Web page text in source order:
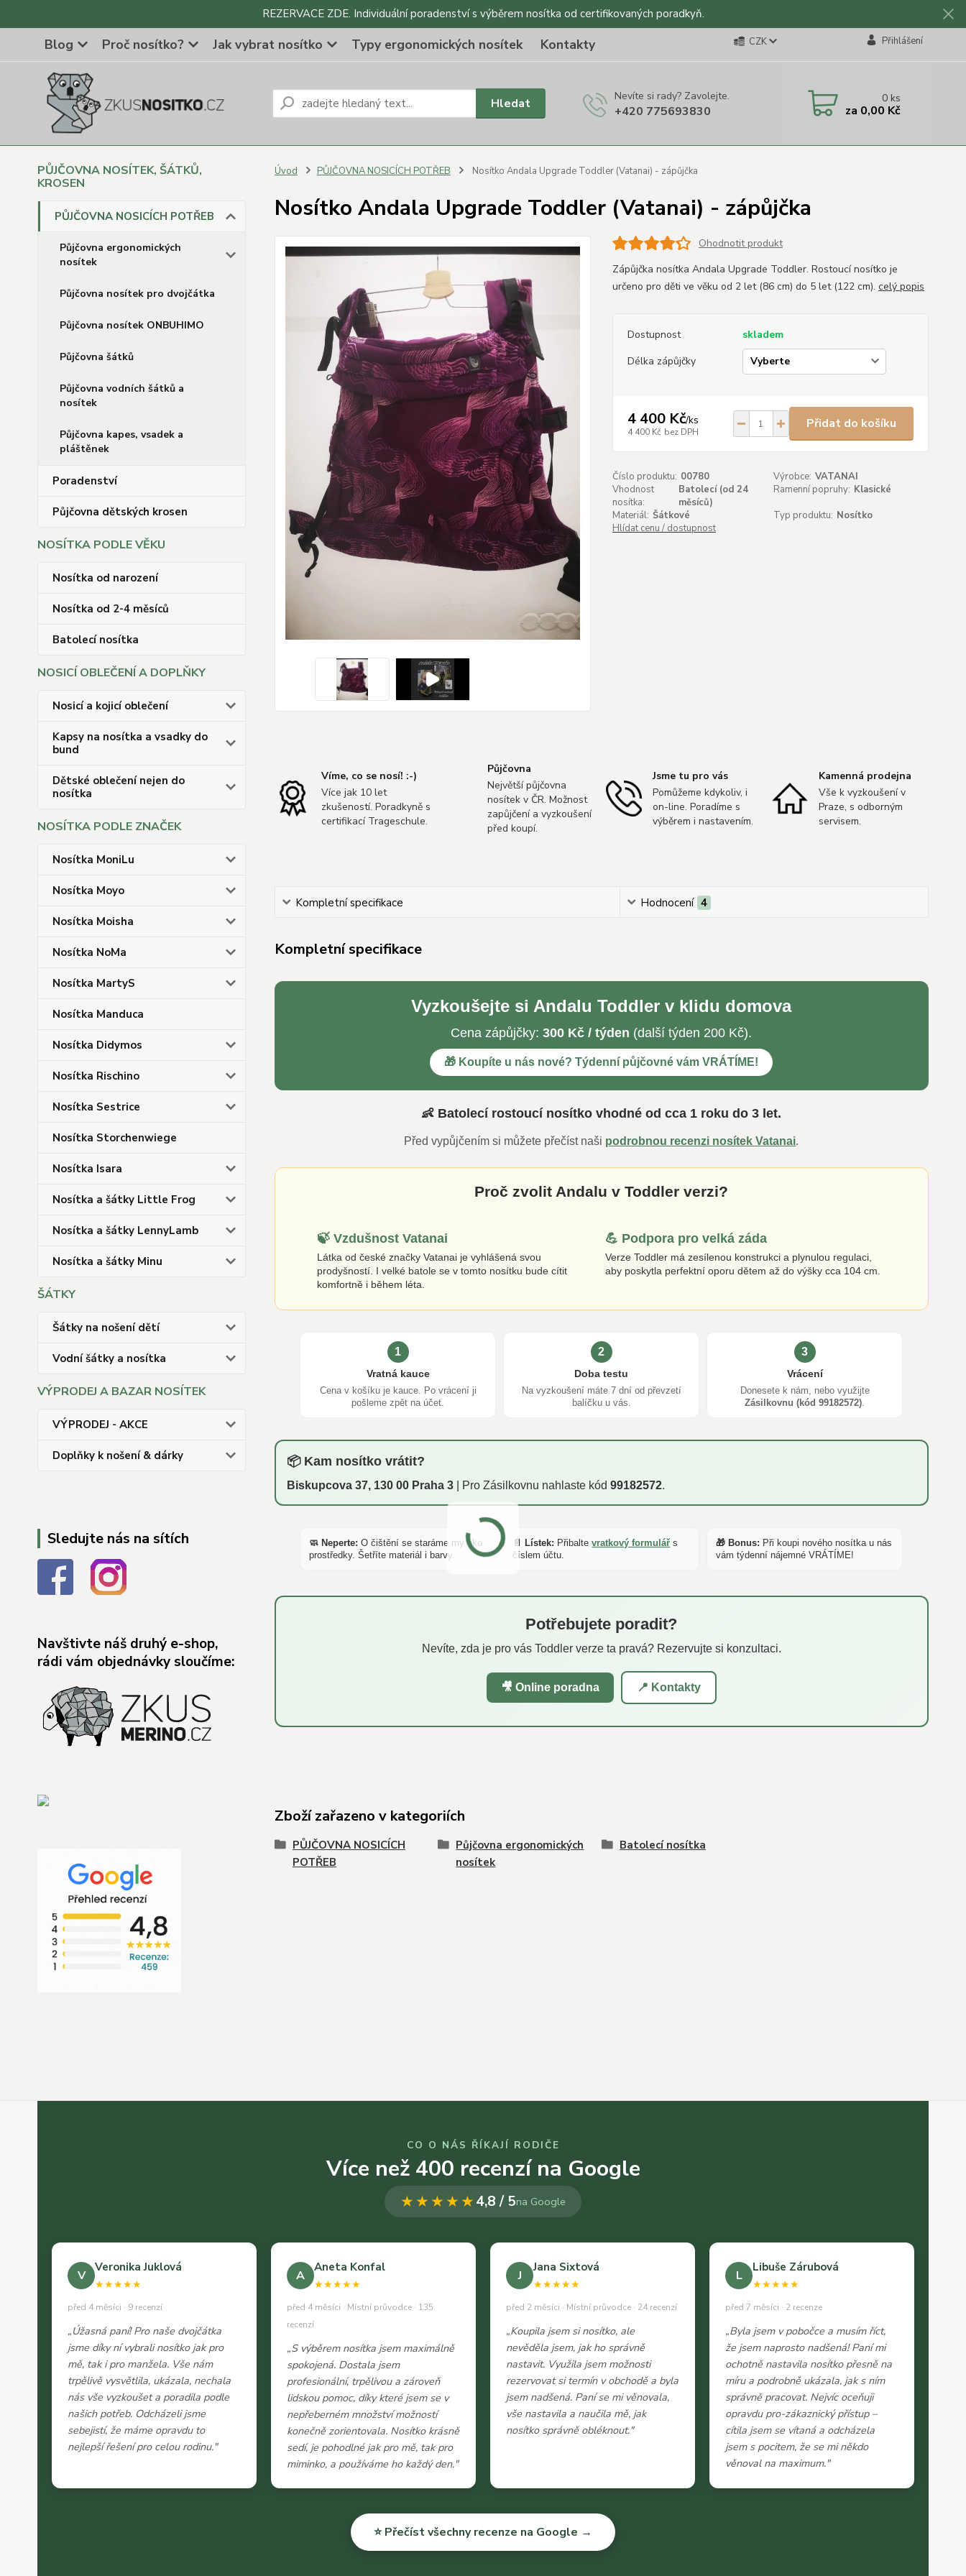
REZERVACE ZDE. Individuální poradenství s výběrem nosítka od certifikovaných poradkyň.
Blog Proč nosítko? Jak vybrat nosítko Typy ergonomických nosítek Kontakty CZK Přihlášení
Hledat Nevíte si rady? Zavolejte.
+420 775693830
0ks
za 0,00 Kč
PŮJČOVNA NOSÍTEK, ŠÁTKŮ,
KROSEN
PŮJČOVNA NOSICÍCH POTŘEB
Půjčovna ergonomických
nosítek
Půjčovna nosítek pro dvojčátka
Půjčovna nosítek ONBUHIMO
Půjčovna šátků
Půjčovna vodních šátků a
nosítek
Půjčovna kapes, vsadek a
pláštěnek
Poradenství
Půjčovna dětských krosen
NOSÍTKA PODLE VĚKU
Nosítka od narození
Nosítka od 2-4 měsíců
Batolecí nosítka
NOSICÍ OBLEČENÍ A DOPLŇKY
Nosicí a kojicí oblečení
Kapsy na nosítka a vsadky do
bund
Dětské oblečení nejen do
nosítka
NOSÍTKA PODLE ZNAČEK
Nosítka MoniLu
Nosítka Moyo
Nosítka Moisha
Nosítka NoMa
Nosítka MartyS
Nosítka Manduca
Nosítka Didymos
Nosítka Rischino
Nosítka Sestrice
Nosítka Storchenwiege
Nosítka Isara
Nosítka a šátky Little Frog
Nosítka a šátky LennyLamb
Nosítka a šátky Minu
ŠÁTKY
Šátky na nošení dětí
Vodní šátky a nosítka
VÝPRODEJ A BAZAR NOSÍTEK
VÝPRODEJ - AKCE
Doplňky k nošení & dárky
Sledujte nás na sítích
Navštivte náš druhý e-shop,
rádi vám objednávky sloučíme:
Úvod PŮJČOVNA NOSICÍCH POTŘEB Nosítko Andala Upgrade Toddler (Vatanai) - zápůjčka
Nosítko Andala Upgrade Toddler (Vatanai) - zápůjčka
Ohodnotit produkt
Zápůjčka nosítka Andala Upgrade Toddler. Rostoucí nosítko je
určeno pro děti ve věku od 2 let (86 cm) do 5 let (122 cm). celý popis
Dostupnost
skladem
Délka zápůjčky
4 400 Kč/ks
4 400 Kč bez DPH
Přidat do košíku
Číslo produktu: 00780 Výrobce: VATANAI
Vhodnost
nosítka:
Batolecí (od 24
měsíců)
Ramenní popruhy: Klasické
Materiál: Šátkové Typ produktu: Nosítko
Hlídat cenu / dostupnost
Víme, co se nosí! :-)
Více jak 10 let
zkušeností. Poradkyně s
certifikací Trageschule.
Půjčovna
Největší půjčovna
nosítek v ČR. Možnost
zapůjčení a vyzkoušení
před koupí.
Jsme tu pro vás
Pomůžeme kdykoliv, i
on-line. Poradíme s
výběrem i nastavením.
Kamenná prodejna
Vše k vyzkoušení v
Praze, s odborným
servisem.
Kompletní specifikace Hodnocení 4
Kompletní specifikace
Vyzkoušejte si Andalu Toddler v klidu domova
Cena zápůjčky:300 Kč / týden (další týden 200 Kč).
🎁 Koupíte u nás nové? Týdenní půjčovné vám VRÁTÍME!
👶 Batolecí rostoucí nosítko vhodné od cca 1 roku do 3 let.
Před vypůjčením si můžete přečíst naši podrobnou recenzi nosítek Vatanai.
Proč zvolit Andalu v Toddler verzi?
🍃 Vzdušnost Vatanai
Látka od české značky Vatanai je vyhlášená svou
prodyšností. I velké batole se v tomto nosítku bude cítit
komfortně i během léta.
💪 Podpora pro velká záda
Verze Toddler má zesílenou konstrukci a plynulou regulaci,
aby poskytla perfektní oporu dětem až do výšky cca 104 cm.
1
Vratná kauce
Cena v košíku je kauce. Po vrácení ji
pošleme zpět na účet.
2
Doba testu
Na vyzkoušení máte 7 dní od převzetí
balíčku u vás.
3
Vrácení
Donesete k nám, nebo využijte
Zásilkovnu (kód 99182572)
📦 Kam nosítko vrátit?
Biskupcova 37, 130 00 Praha 3| Pro Zásilkovnu nahlaste kód 99182572.
🧼 Neperte: O čištění se staráme my eko
prostředky. Šetříte materiál i barvy.
📄 Lístek: Přibaltevratkový formulář s
číslem účtu.
🎁 Bonus: Při koupi nového nosítka u nás
vám týdenní nájemné VRÁTÍME!
Potřebujete poradit?
Nevíte, zda je pro vás Toddler verze ta pravá? Rezervujte si konzultaci.
🎥 Online poradna 📍 Kontakty
Zboží zařazeno v kategoriích
PŮJČOVNA NOSICÍCH
POTŘEB
Půjčovna ergonomických
nosítek
Batolecí nosítka
CO O NÁS ŘÍKAJÍ RODIČE
Více než 400 recenzí na Google
★★★★★4,8 / 5na Google
V
Veronika Juklová
★★★★★
před 4 měsíci · 9 recenzí
„Úžasná paní! Pro naše dvojčátka
jsme díky ní vybrali nosítko jak pro
mě, tak i pro manžela. Vše nám
trpělivě vysvětlila, ukázala, nechala
nás vše vyzkoušet a poradila podle
našich potřeb. Odcházeli jsme
sebejistí, že máme opravdu to
nejlepší řešení pro celou rodinu."
A
Aneta Konfal
★★★★★
před 4 měsíci · Místní průvodce · 135
recenzí
„S výběrem nosítka jsem maximálně
spokojená. Dostala jsem
profesionální, trpělivou a zároveň
lidskou pomoc, díky které jsem se v
nepřeberném množství možností
konečně zorientovala. Nosítko krásně
sedí, je pohodlné jak pro mě, tak pro
miminko, a používáme ho každý den."
J
Jana Sixtová
★★★★★
před 2 měsíci · Místní průvodce · 24 recenzí
„Koupila jsem si nosítko, ale
nevěděla jsem, jak ho správně
nastavit. Využila jsem možnosti
rezervovat si termín v obchodě a byla
jsem nadšená. Paní se mi věnovala,
vše nastavila a naučila mě, jak
nosítko správně obléknout."
L
Libuše Zárubová
★★★★★
před 7 měsíci · 2 recenze
„Byla jsem v pobočce a musím říct,
že jsem naprosto nadšená! Paní mi
ochotně nastavila nosítko přesně na
míru a podrobně ukázala, jak s ním
správně pracovat. Nejvíc oceňuji
opravdu pro-zákaznický přístup –
cítila jsem se vítaná a odcházela
jsem s pocitem, že se mi někdo
věnoval na maximum."
⭐ Přečíst všechny recenze na Google →